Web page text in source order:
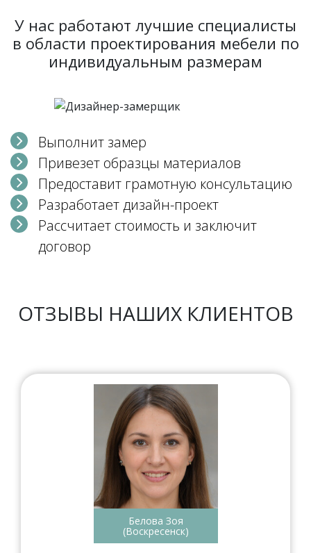
У нас работают лучшие специалисты
в области проектирования мебели по
индивидуальным размерам
Выполнит замер
Привезет образцы материалов
Предоставит грамотную консультацию
Разработает дизайн-проект
Рассчитает стоимость и заключит
договор
ОТЗЫВЫ НАШИХ КЛИЕНТОВ
Белова Зоя
(Воскресенск)